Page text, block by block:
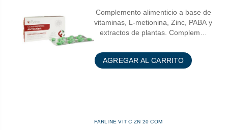
Complemento alimenticio a base de
vitaminas, L-metionina, Zinc, PABA y
extractos de plantas. Complem…
AGREGAR AL CARRITO
FARLINE VIT C ZN 20 COM